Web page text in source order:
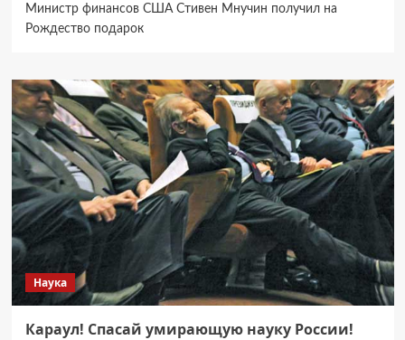
Министр финансов США Стивен Мнучин получил на
Рождество подарок
Наука
Караул! Спасай умирающую науку России!